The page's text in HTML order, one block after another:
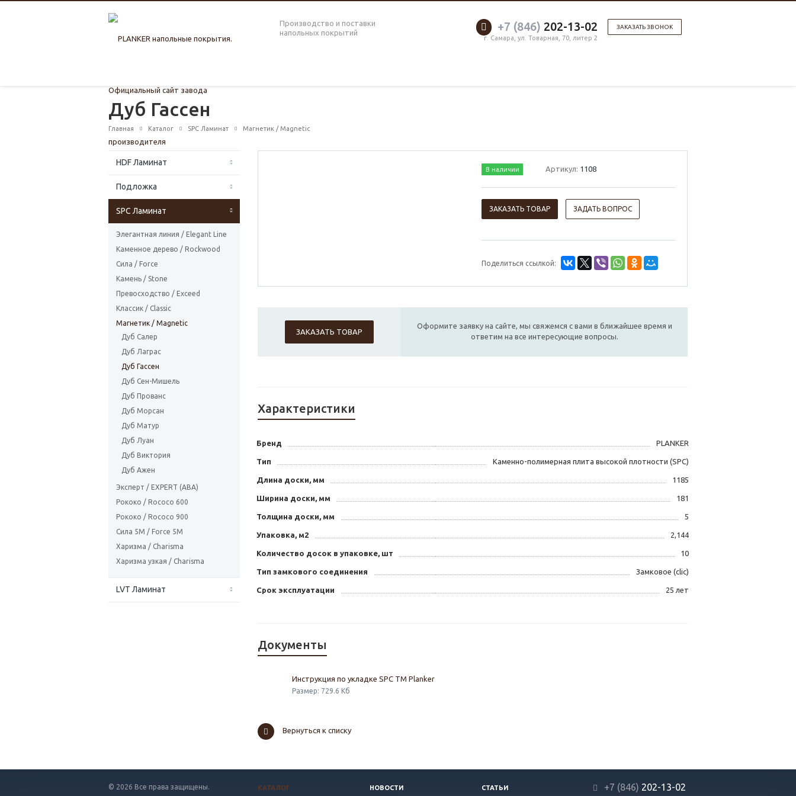
Производство и поставки
напольных покрытий
ЗАКАЗАТЬ ЗВОНОК
+7 (846) 202-13-02
г. Самара, ул. Товарная, 70, литер 2
Дуб Гассен
Главная Каталог SPC Ламинат Магнетик / Magnetic
HDF Ламинат
Подложка
SPC Ламинат
Элегантная линия / Elegant Line
Каменное дерево / Rockwood
Сила / Force
Камень / Stone
Превосходство / Exceed
Классик / Classic
Магнетик / Magnetic
Дуб Салер
Дуб Лаграс
Дуб Гассен
Дуб Сен-Мишель
Дуб Прованс
Дуб Морсан
Дуб Матур
Дуб Луан
Дуб Виктория
Дуб Ажен
Эксперт / EXPERT (ABA)
Рококо / Rococo 600
Рококо / Rococo 900
Сила 5М / Force 5М
Харизма / Charisma
Харизма узкая / Charisma
LVT Ламинат
В наличии Артикул: 1108
ЗАКАЗАТЬ ТОВАР ЗАДАТЬ ВОПРОС
Поделиться ссылкой:
ЗАКАЗАТЬ ТОВАР
Оформите заявку на сайте, мы свяжемся с вами в ближайшее время и
ответим на все интересующие вопросы.
Характеристики
Бренд PLANKER
Тип Каменно-полимерная плита высокой плотности (SPC)
Длина доски, мм 1185
Ширина доски, мм 181
Толщина доски, мм 5
Упаковка, м2 2,144
Количество досок в упаковке, шт 10
Тип замкового соединения Замковое (clic)
Срок эксплуатации 25 лет
Документы
Инструкция по укладке SPC TM Planker
Размер: 729.6 Кб
Вернуться к списку
© 2026 Все права защищены. КАТАЛОГ НОВОСТИ СТАТЬИ +7 (846) 202-13-02